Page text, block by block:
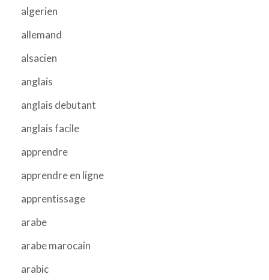
algerien
allemand
alsacien
anglais
anglais debutant
anglais facile
apprendre
apprendre en ligne
apprentissage
arabe
arabe marocain
arabic